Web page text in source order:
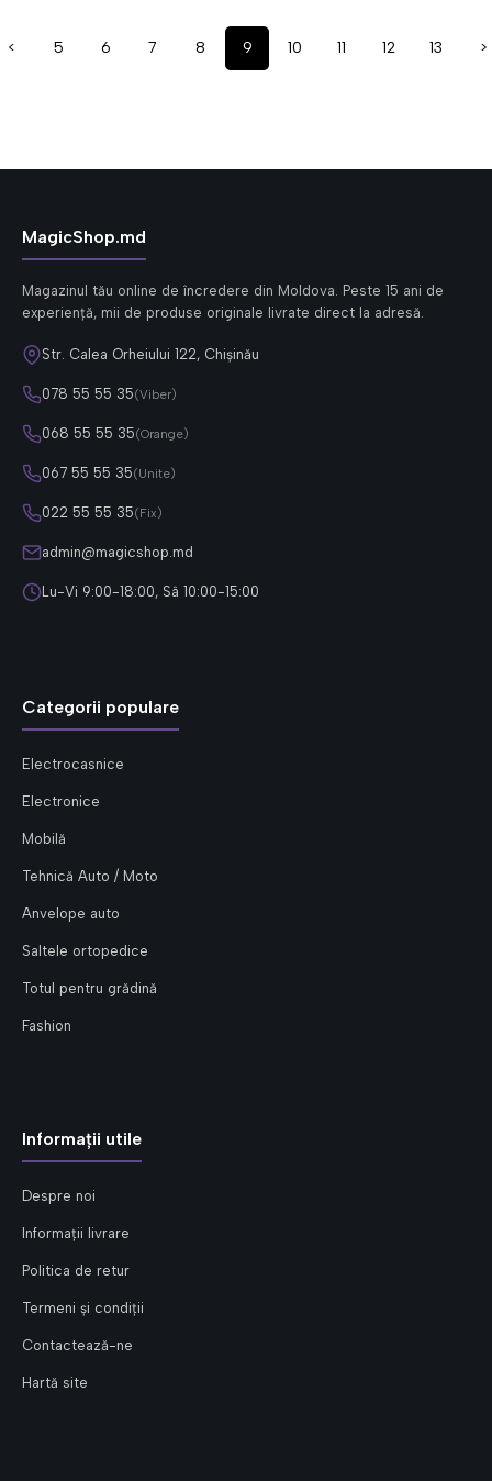
< 5 6 7 8 9 10 11 12 13 >
MagicShop.md
Magazinul tău online de încredere din Moldova. Peste 15 ani de
experiență, mii de produse originale livrate direct la adresă.
Str. Calea Orheiului 122, Chișinău
078 55 55 35(Viber)
068 55 55 35(Orange)
067 55 55 35(Unite)
022 55 55 35(Fix)
admin@magicshop.md
Lu-Vi 9:00-18:00, Sâ 10:00-15:00
Categorii populare
Electrocasnice
Electronice
Mobilă
Tehnică Auto / Moto
Anvelope auto
Saltele ortopedice
Totul pentru grădină
Fashion
Informații utile
Despre noi
Informații livrare
Politica de retur
Termeni și condiții
Contactează-ne
Hartă site